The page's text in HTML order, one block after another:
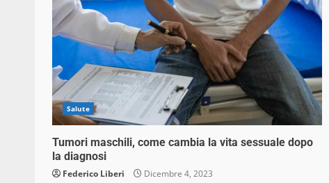
Salute
Tumori maschili, come cambia la vita sessuale dopo
la diagnosi
Federico Liberi Dicembre 4, 2023